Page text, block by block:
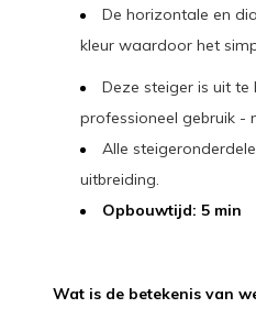
De horizontale en
kleur waardoor het
Deze steiger is uit te
professioneel gebruik -
Alle
uitbreiding.
Opbouwtijd: 5 min
Wat is de betekenis van